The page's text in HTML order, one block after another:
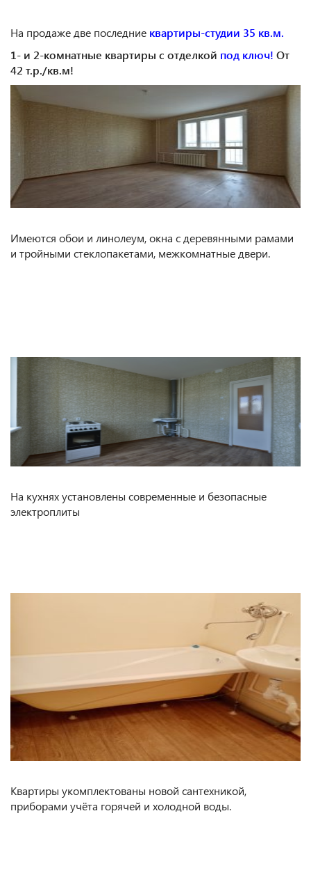
На продаже две последние квартиры-студии 35 кв.м.
1- и 2-комнатные квартиры с отделкой под ключ! От
42 т.р./кв.м!
Имеются обои и линолеум, окна с деревянными рамами
и тройными стеклопакетами, межкомнатные двери.
На кухнях установлены современные и безопасные
электроплиты
Квартиры укомплектованы новой сантехникой,
приборами учёта горячей и холодной воды.